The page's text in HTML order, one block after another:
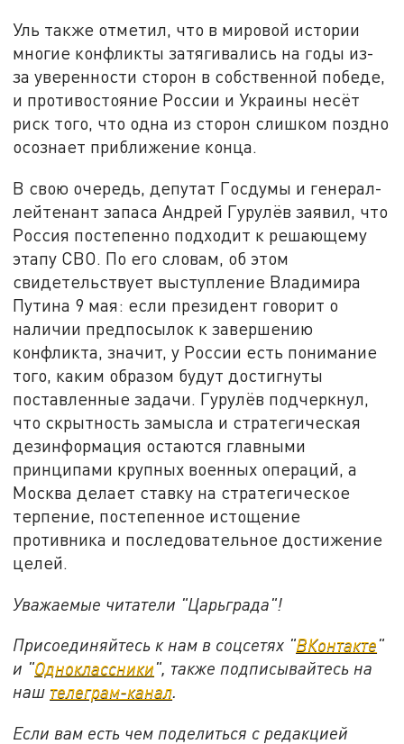
Уль также отметил, что в мировой истории
многие конфликты затягивались на годы из-
за уверенности сторон в собственной победе,
и противостояние России и Украины несёт
риск того, что одна из сторон слишком поздно
осознает приближение конца.
В свою очередь, депутат Госдумы и генерал-
лейтенант запаса Андрей Гурулёв заявил, что
Россия постепенно подходит к решающему
этапу СВО. По его словам, об этом
свидетельствует выступление Владимира
Путина 9 мая: если президент говорит о
наличии предпосылок к завершению
конфликта, значит, у России есть понимание
того, каким образом будут достигнуты
поставленные задачи. Гурулёв подчеркнул,
что скрытность замысла и стратегическая
дезинформация остаются главными
принципами крупных военных операций, а
Москва делает ставку на стратегическое
терпение, постепенное истощение
противника и последовательное достижение
целей.
Уважаемые читатели "Царьграда"!
Присоединяйтесь к нам в соцсетях "ВКонтакте"
и "Одноклассники", также подписывайтесь на
наш телеграм-канал.
Если вам есть чем поделиться с редакцией